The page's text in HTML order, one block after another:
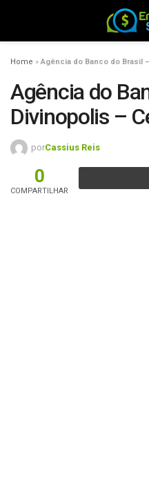
Home » Agência do Banco do Brasil
Agência do
Divinopolis –
porCassius Reis
0
COMPARTILHAR